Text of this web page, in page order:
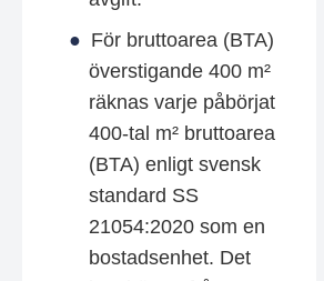
För bruttoarea (BTA)
överstigande 400 m²
räknas varje påbörjat
400-tal m² bruttoarea
(BTA) enligt svensk
standard SS
21054:2020 som en
bostadsenhet. Det